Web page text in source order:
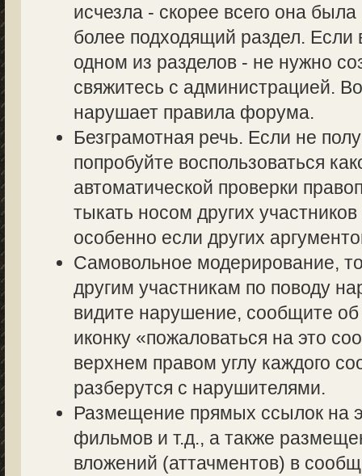
исчезла - скорее всего она
более подходящий раздел.
одном из разделов - не нужно
свяжитесь с администрацией.
нарушает правила форума.
Безграмотная речь. Если не
попробуйте воспользоваться
автоматической проверки
тыкать носом других
особенно если других
Самовольное модерирование,
другим участникам по поводу
видите нарушение, сообщите
иконку «пожаловаться на это
верхнем правом углу каждого
разберутся с нарушителями.
Размещение прямых ссылок на
фильмов и т.д., а также
вложений (аттачментов) в